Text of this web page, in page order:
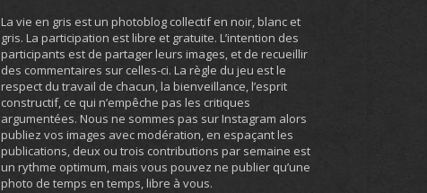
La vie en gris est un photoblog collectif en noir, blanc et
gris. La participation est libre et gratuite. L’intention des
participants est de partager leurs images, et de recueillir
des commentaires sur celles-ci. La règle du jeu est le
respect du travail de chacun, la bienveillance, l’esprit
constructif, ce qui n’empêche pas les critiques
argumentées. Nous ne sommes pas sur Instagram alors
publiez vos images avec modération, en espaçant les
publications, deux ou trois contributions par semaine est
un rythme optimum, mais vous pouvez ne publier qu’une
photo de temps en temps, libre à vous.